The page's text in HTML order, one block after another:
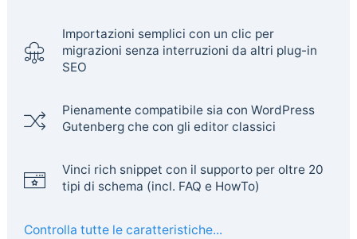
Importazioni semplici con un clic per
migrazioni senza interruzioni da altri plug-in
SEO
Pienamente compatibile sia con WordPress
Gutenberg che con gli editor classici
Vinci rich snippet con il supporto per oltre 20
tipi di schema (incl. FAQ e HowTo)
Controlla tutte le caratteristiche...